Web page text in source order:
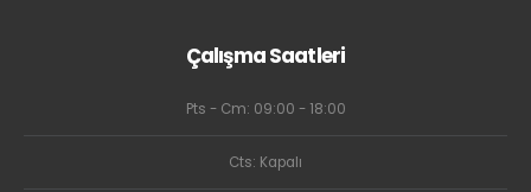
Çalışma Saatleri
Pts - Cm: 09:00 - 18:00
Cts: Kapalı